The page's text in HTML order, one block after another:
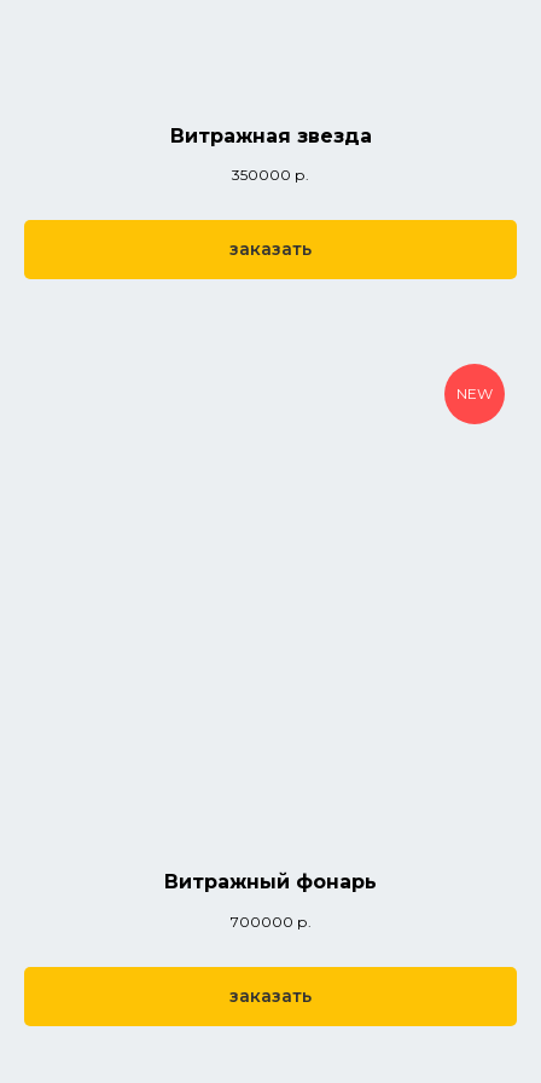
Витражная звезда
350000 р.
заказать
NEW
Витражный фонарь
700000 р.
заказать